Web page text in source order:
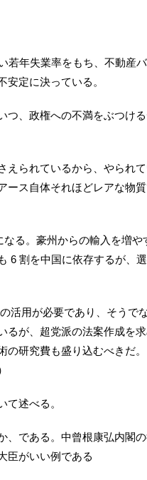
若年失業率をもち、不動産バ
定に決っている。
つ、政権への不満をぶつけ
られているから、やられて
ース自体それほどレアな物
る。豪州からの輸入を増や
6 割を中国に依存するが、
活用が必要であり、そうで
るが、超党派の法案作成を
の研究費も盛り込むべきだ
て述べる。
、である。中曾根康弘内閣
臣がいい例である